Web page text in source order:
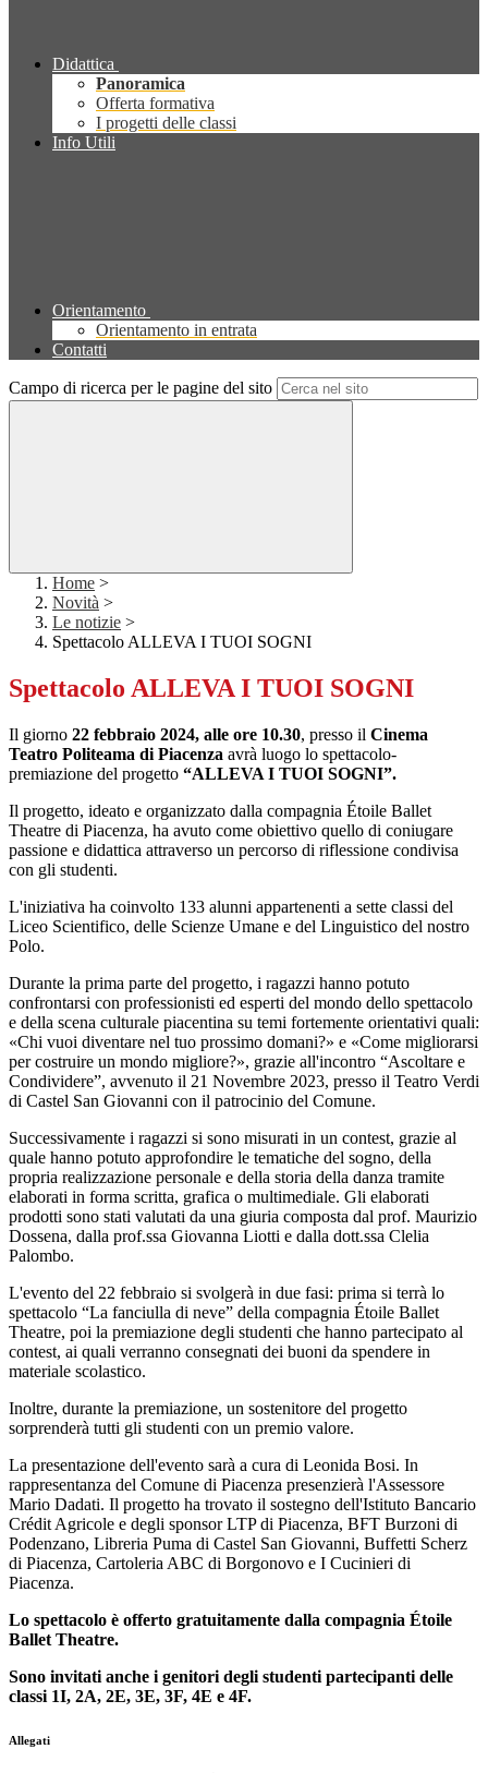
Didattica
Panoramica
Offerta formativa
I progetti delle classi
Info Utili
Orientamento
Orientamento in entrata
Contatti
Campo di ricerca per le pagine del sito
Home >
Novità >
Le notizie >
Spettacolo ALLEVA I TUOI SOGNI
Spettacolo ALLEVA I TUOI SOGNI
Il giorno 22 febbraio 2024, alle ore 10.30, presso il Cinema
Teatro Politeama di Piacenza avrà luogo lo spettacolo-
premiazione del progetto “ALLEVA I TUOI SOGNI”.
Il progetto, ideato e organizzato dalla compagnia Étoile Ballet
Theatre di Piacenza, ha avuto come obiettivo quello di coniugare
passione e didattica attraverso un percorso di riflessione condivisa
con gli studenti.
L'iniziativa ha coinvolto 133 alunni appartenenti a sette classi del
Liceo Scientifico, delle Scienze Umane e del Linguistico del nostro
Polo.
Durante la prima parte del progetto, i ragazzi hanno potuto
confrontarsi con professionisti ed esperti del mondo dello spettacolo
e della scena culturale piacentina su temi fortemente orientativi quali:
«Chi vuoi diventare nel tuo prossimo domani?» e «Come migliorarsi
per costruire un mondo migliore?», grazie all'incontro “Ascoltare e
Condividere”, avvenuto il 21 Novembre 2023, presso il Teatro Verdi
di Castel San Giovanni con il patrocinio del Comune.
Successivamente i ragazzi si sono misurati in un contest, grazie al
quale hanno potuto approfondire le tematiche del sogno, della
propria realizzazione personale e della storia della danza tramite
elaborati in forma scritta, grafica o multimediale. Gli elaborati
prodotti sono stati valutati da una giuria composta dal prof. Maurizio
Dossena, dalla prof.ssa Giovanna Liotti e dalla dott.ssa Clelia
Palombo.
L'evento del 22 febbraio si svolgerà in due fasi: prima si terrà lo
spettacolo “La fanciulla di neve” della compagnia Étoile Ballet
Theatre, poi la premiazione degli studenti che hanno partecipato al
contest, ai quali verranno consegnati dei buoni da spendere in
materiale scolastico.
Inoltre, durante la premiazione, un sostenitore del progetto
sorprenderà tutti gli studenti con un premio valore.
La presentazione dell'evento sarà a cura di Leonida Bosi. In
rappresentanza del Comune di Piacenza presenzierà l'Assessore
Mario Dadati. Il progetto ha trovato il sostegno dell'Istituto Bancario
Crédit Agricole e degli sponsor LTP di Piacenza, BFT Burzoni di
Podenzano, Libreria Puma di Castel San Giovanni, Buffetti Scherz
di Piacenza, Cartoleria ABC di Borgonovo e I Cucinieri di
Piacenza.
Lo spettacolo è offerto gratuitamente dalla compagnia Étoile
Ballet Theatre.
Sono invitati anche i genitori degli studenti partecipanti delle
classi 1I, 2A, 2E, 3E, 3F, 4E e 4F.
Allegati